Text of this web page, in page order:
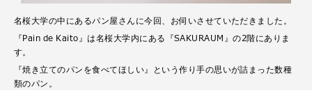
名桜大学の中にあるパン屋さんに今回、お伺いさせていただきました。
『Pain de Kaito』は名桜大学内にある『SAKURAUM』の2階にありま
す。
『焼き立てのパンを食べてほしい』という作り手の思いが詰まった数種
類のパン。